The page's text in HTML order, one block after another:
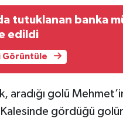
tutuklanan banka
edildi
Görüntüle
aradığı golü
gördüğü golün